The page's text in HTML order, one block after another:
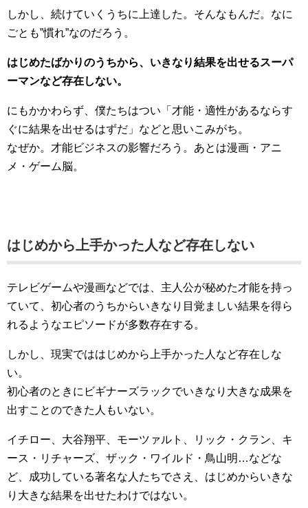
しかし、続けていくうちに上達した。そんなもんだ。なに
ごとも”慣れ”なのだろう。
はじめたばかりのうちから、いきなり結果を出せるスーパ
ーマンなど存在しない。
にもかかわらず、僕たちはつい「才能・適性があるならす
ぐに結果を出せるはずだ」などと思いこみがち。
なぜか。才能ビジネスの影響だろう。あとは漫画・アニ
メ・ゲーム脳。
はじめから上手かった人など存在しない
テレビゲームや漫画などでは、主人公が秘めた才能を持っ
ていて、初心者のうちからいきなり目覚ましい結果を得ら
れるようなエピソードが多数存在する。
しかし、現実でははじめから上手かった人など存在しな
い。
初心者のときにビギナーズラックでいきなり大きな成果を
出すことのできた人もいない。
イチロー、大谷翔平、モーツァルト、リック・クラン、キ
ース・リチャーズ、ザック・ワイルド・鳥山明…などな
ど、成功している著名な人たちでさえ、はじめからいきな
り大きな結果を出せたわけではない。